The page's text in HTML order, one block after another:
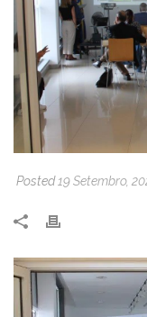
Posted19 Setembro,